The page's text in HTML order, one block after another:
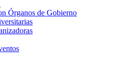
Órganos de Gobierno